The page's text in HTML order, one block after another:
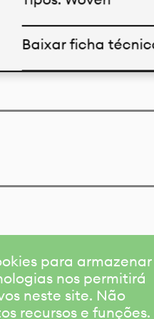
para
nos permitirá
neste site. Não
recursos e funções.
Baixar ficha